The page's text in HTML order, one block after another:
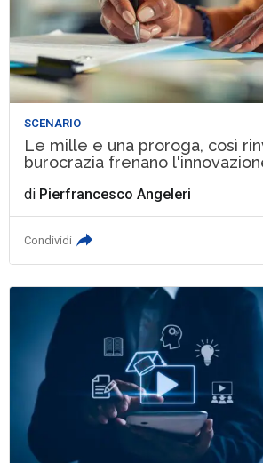
SCENARIO
Le mille e una proroga, così
burocrazia frenano
di Pierfrancesco Angeleri
Condividi